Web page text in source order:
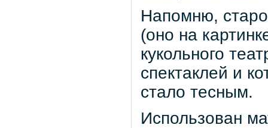
Напомню,
(оно на
кукольного
спектаклей и
стало тесным.
Использован